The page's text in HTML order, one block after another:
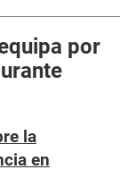
por
la
en